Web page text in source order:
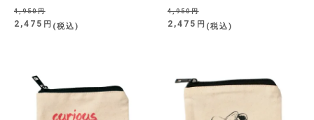
4,950
2,475 税込
4,950
2,475 税込